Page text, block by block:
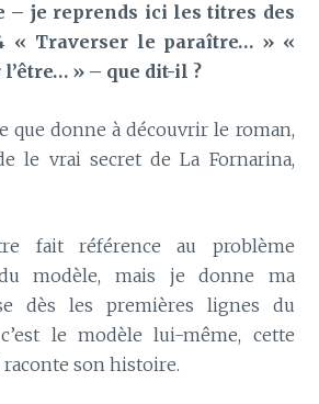
– je reprends ici les titres des
« Traverser le paraître… » «
» – que dit-il ?
que donne à découvrir le roman,
le vrai secret de La Fornarina,
fait référence au problème
modèle, mais je donne ma
dès les premières lignes du
le modèle lui-même, cette
son histoire.